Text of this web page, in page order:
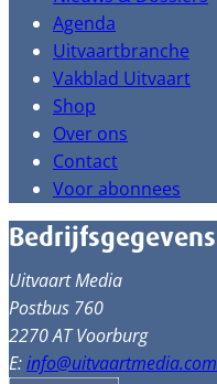
Agenda
Uitvaartbranche
Vakblad Uitvaart
Shop
Over ons
Contact
Voor abonnees
Bedrijfsgegevens
Uitvaart Media
Postbus 760
2270 AT Voorburg
E:info@uitvaartmedia.com